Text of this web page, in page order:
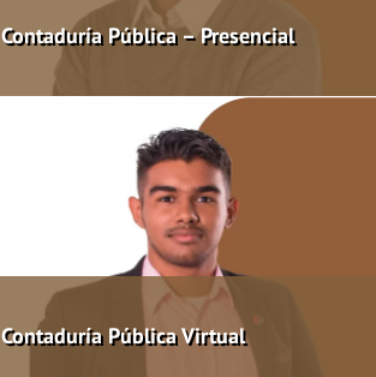
Contaduría Pública – Presencial
Contaduría Pública Virtual